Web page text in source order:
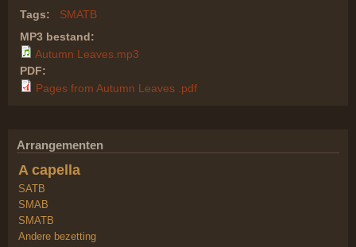
Tags:
SMATB
MP3 bestand:
Autumn Leaves.mp3
PDF:
Pages from Autumn Leaves .pdf
Arrangementen
A capella
SATB
SMAB
SMATB
Andere bezetting